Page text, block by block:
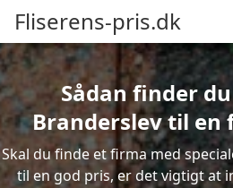
Fliserens-pris.dk
Sådan finder
Branderslev til
Skal du finde et firma med
til en god pris, er det vigtigt at